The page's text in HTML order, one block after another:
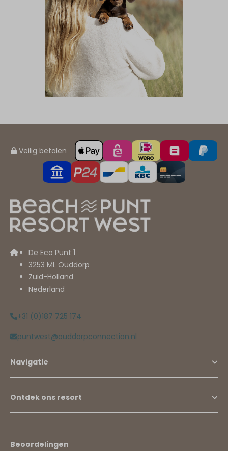
Veilig betalen
De Eco Punt 1
3253 ML Ouddorp
Zuid-Holland
Nederland
+31 (0)187 725 174
puntwest@ouddorpconnection.nl
Navigatie
Ontdek ons resort
Beoordelingen